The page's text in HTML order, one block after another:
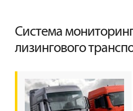
Система
лизингового